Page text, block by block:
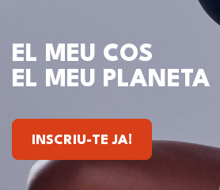
EL MEU COS
EL MEU PLANETA
INSCRIU-TE JA!